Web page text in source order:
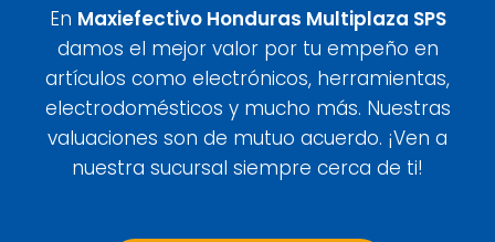
En Maxiefectivo Honduras Multiplaza SPS
damos el mejor valor por tu empeño en
artículos como electrónicos, herramientas,
electrodomésticos y mucho más. Nuestras
valuaciones son de mutuo acuerdo. ¡Ven a
nuestra sucursal siempre cerca de ti!